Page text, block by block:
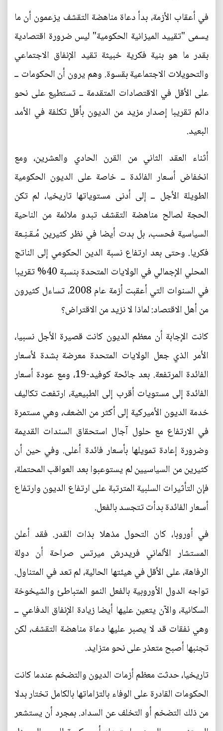
في أعقاب الأزمة، بدأ دعاة مناهضة التقشف يزعمون أن ما
يسمى "تقييد الميزانية الحكومية" ليس ضرورة اقتصادية
بقدر ما هو بنية فكرية خبيثة تقيد الإنفاق الاجتماعي
والتحويلات الاجتماعية بقسوة. وهم يرون أن الحكومات ــ
على الأقل في الاقتصادات المتقدمة ــ تستطيع على نحو
دائم تقريبا إصدار مزيد من الديون بأقل تكلفة في الأمد
البعيد.
أثناء العقد الثاني من القرن الحادي والعشرين، ومع
انخفاض أسعار الفائدة ــ خاصة على الديون الحكومية
الطويلة الأجل ــ إلى أدنى مستوياتها تاريخيا، لم تكن
الحجة لصالح مناهضة التقشف تبدو ملائمة من الناحية
السياسية فحسب، بل بدت أيضا في نظر كثيرين مُـقـنِـعة
فكريا. وحتى بعد ارتفاع نسبة الدين الحكومي إلى الناتج
المحلي الإجمالي في الولايات المتحدة بنسبة 40% تقريبا
في السنوات التي أعقبت أزمة عام 2008، تساءل كثيرون
من أهل الاقتصاد: لماذا لا نزيد من الاقتراض؟
كانت الإجابة أن معظم الديون كانت قصيرة الأجل نسبيا،
الأمر الذي جعل الولايات المتحدة معرضة بشدة لأسعار
الفائدة المرتفعة. بعد جائحة كوفيد-19، ومع عودة أسعار
الفائدة إلى مستويات أقرب إلى الطبيعية، ارتفعت تكاليف
خدمة الديون الأميركية إلى أكثر من الضعف، وهي مستمرة
في الارتفاع مع حلول آجال استحقاق السندات القديمة
وضرورة إعادة تمويلها بأسعار فائدة أعلى. وفي حين أن
كثيرين من السياسيين لم يستوعبوا بعد العواقب المحتملة،
فإن التأثيرات السلبية المترتبة على ارتفاع الديون وارتفاع
أسعار الفائدة بدأت تتجسد بالفعل.
في أوروبا، كان التحول مذهلا بذات القدر. فقد أعلن
المستشار الألماني فريدرش ميرتس صراحة أن دولة
الرفاهة، على الأقل في هيئتها الحالية، لم تعد في المتناول.
تواجه الدول الأوروبية بالفعل النمو المتباطئ والشيخوخة
السكانية، والآن يتعين عليها أيضا زيادة الإنفاق الدفاعي ــ
وهي نفقات قد لا يصبر عليها دعاة مناهضة التقشف، لكن
تجنبها أصبح متعذر على نحو متزايد.
تاريخيا، حدثت معظم أزمات الديون والتضخم عندما كانت
الحكومات القادرة على الوفاء بالتزاماتها بالكامل تختار بدلا
من ذلك التضخم أو التخلف عن السداد. بمجرد أن يستشعر